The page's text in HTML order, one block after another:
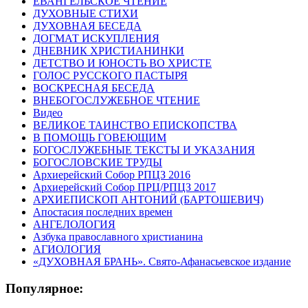
ДУХОВНЫЕ СТИХИ
ДУХОВНАЯ БЕСЕДА
ДОГМАТ ИСКУПЛЕНИЯ
ДНЕВНИК ХРИСТИАНИНКИ
ДЕТСТВО И ЮНОСТЬ ВО ХРИСТЕ
ГОЛОС РУССКОГО ПАСТЫРЯ
ВОСКРЕСНАЯ БЕСЕДА
ВНЕБОГОСЛУЖЕБНОЕ ЧТЕНИЕ
Видео
ВЕЛИКОЕ ТАИНСТВО ЕПИСКОПСТВА
В ПОМОЩЬ ГОВЕЮЩИМ
БОГОСЛУЖЕБНЫЕ ТЕКСТЫ И УКАЗАНИЯ
БОГОСЛОВСКИЕ ТРУДЫ
Архиерейский Собор РПЦЗ 2016
Архиерейский Собор ПРЦ/РПЦЗ 2017
АРХИЕПИСКОП АНТОНИЙ (БАРТОШЕВИЧ)
Апостасия последних времен
АНГЕЛОЛОГИЯ
Азбука православного христианина
АГИОЛОГИЯ
«ДУХОВНАЯ БРАНЬ». Свято-Афанасьевское издание
Популярное: